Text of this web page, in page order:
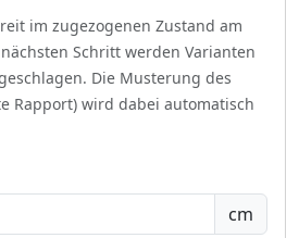
im zugezogenen Zustand am
Schritt werden Varianten
Die Musterung des
Rapport) wird dabei automatisch
cm